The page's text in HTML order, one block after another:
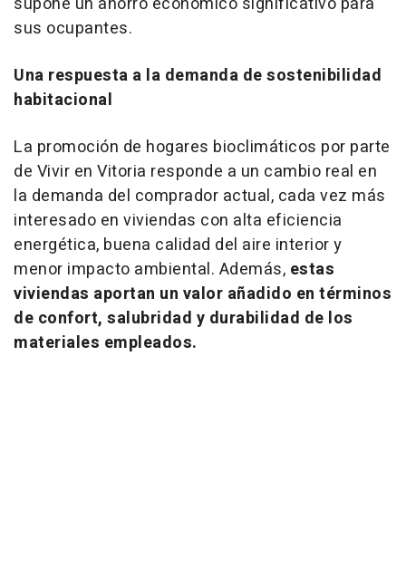
sus ocupantes.
Una respuesta a la demanda de sostenibilidad
habitacional
La promoción de hogares bioclimáticos por parte
de Vivir en Vitoria responde a un cambio real en
la demanda del comprador actual, cada vez más
interesado en viviendas con alta eficiencia
energética, buena calidad del aire interior y
menor impacto ambiental. Además, estas
viviendas aportan un valor añadido en términos
de confort, salubridad y durabilidad de los
materiales empleados.